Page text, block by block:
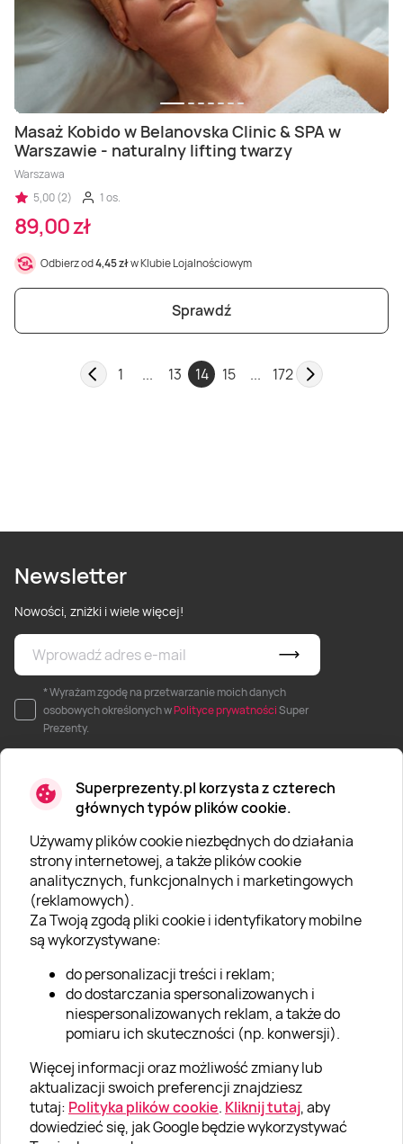
Superprezenty.pl korzysta z czterech
głównych typów plików cookie.
Używamy plików cookie niezbędnych do działania
strony internetowej, a także plików cookie
analitycznych, funkcjonalnych i marketingowych
(reklamowych).
Za Twoją zgodą pliki cookie i identyfikatory mobilne
są wykorzystywane:
do personalizacji treści i reklam;
do dostarczania spersonalizowanych i
niespersonalizowanych reklam, a także do
pomiaru ich skuteczności (np. konwersji).
Więcej informacji oraz możliwość zmiany lub
aktualizacji swoich preferencji znajdziesz
tutaj: Polityka plików cookie. Kliknij tutaj, aby
dowiedzieć się, jak Google będzie wykorzystywać
Masaż Kobido w Belanovska Clinic & SPA w
Warszawie - naturalny lifting twarzy
Warszawa
5,00 (2)
1 os.
89,00 zł
Odbierz od4,45 złw Klubie Lojalnościowym
Sprawdź
1 ... 13 14 15 ... 172
Newsletter
Nowości, zniżki i wiele więcej!
* Wyrażam zgodę na przetwarzanie moich danych
osobowych określonych wPolityce prywatnościSuper
Prezenty.
O SUPERPREZENTY
O nas
Aktualności
Kariera w Super Prezentach
Klub Lojalnościowy
Dodaj recenzję
Informacje